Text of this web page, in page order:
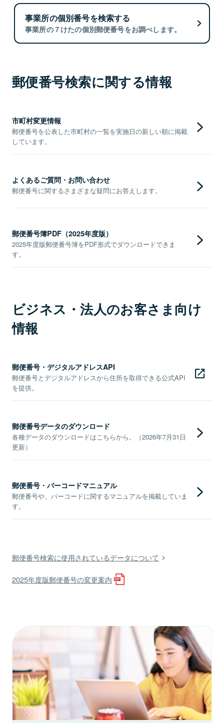
事業所の個別番号を検索する
事業所の７けたの個別郵便番号をお調べします。
郵便番号検索に関する情報
市町村変更情報
郵便番号を公表した市町村の一覧を実施日の新しい順に掲載
しています。
よくあるご質問・お問い合わせ
郵便番号に関するさまざまな疑問にお答えします。
郵便番号簿PDF（2025年度版）
2025年度版郵便番号簿をPDF形式でダウンロードできま
す。
ビジネス・法人のお客さま向け
情報
郵便番号・デジタルアドレスAPI
郵便番号とデジタルアドレスから住所を取得できる公式API
を提供。
郵便番号データのダウンロード
各種データのダウンロードはこちらから。（2026年7月31日
更新）
郵便番号・バーコードマニュアル
郵便番号や、バーコードに関するマニュアルを掲載していま
す。
郵便番号検索に使用されているデータについて
2025年度版郵便番号の変更案内